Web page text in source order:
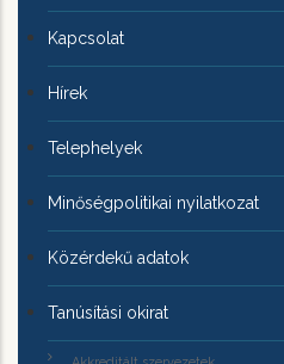
Kapcsolat
Hírek
Telephelyek
Minőségpolitikai nyilatkozat
Közérdekű adatok
Tanúsítási okirat